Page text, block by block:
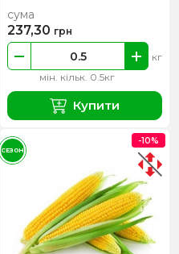
мін. кільк. 0.5кг
кг
сума
237,30 грн
Купити
-10%
СЕЗОН